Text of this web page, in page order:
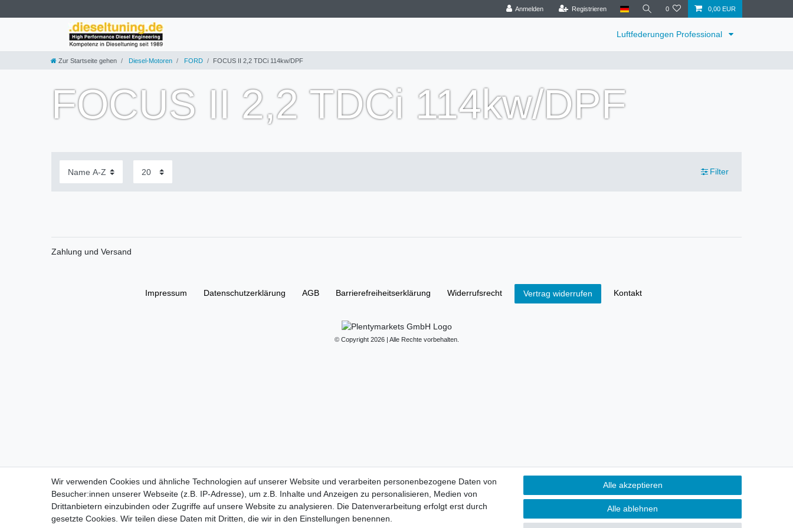
Anmelden Registrieren 0 0,00 EUR
Luftfederungen Professional
Zur Startseite gehen Diesel-Motoren FORD FOCUS II 2,2 TDCi 114kw/DPF
FOCUS II 2,2 TDCi 114kw/DPF
Filter
Zahlung und Versand
Impressum Daten­schutz­erklärung AGB Barrierefreiheitserklärung Widerrufs­recht Vertrag widerrufen Kontakt
© Copyright 2026 | Alle Rechte vorbehalten.
Wir verwenden Cookies und ähnliche Technologien auf unserer Website und verarbeiten personenbezogene Daten von
Besucher:innen unserer Webseite (z.B. IP-Adresse), um z.B. Inhalte und Anzeigen zu personalisieren, Medien von
Drittanbietern einzubinden oder Zugriffe auf unsere Website zu analysieren. Die Datenverarbeitung erfolgt erst durch
gesetzte Cookies. Wir teilen diese Daten mit Dritten, die wir in den Einstellungen benennen.
Alle akzeptieren
Alle ablehnen